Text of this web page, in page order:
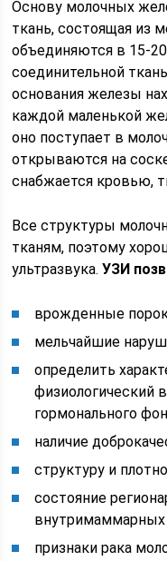
Основу молочных
ткань, состоящая из
объединяются в 15-
соединительной
основания железы
каждой маленькой
оно поступает в
открываются на
снабжается кровью,
Все структуры
тканям, поэтому
ультразвука.УЗИ
врожденные
мельчайшие
определить
физиологический
гормонального
наличие
структуру и
состояние
внутримаммарных
признаки рака